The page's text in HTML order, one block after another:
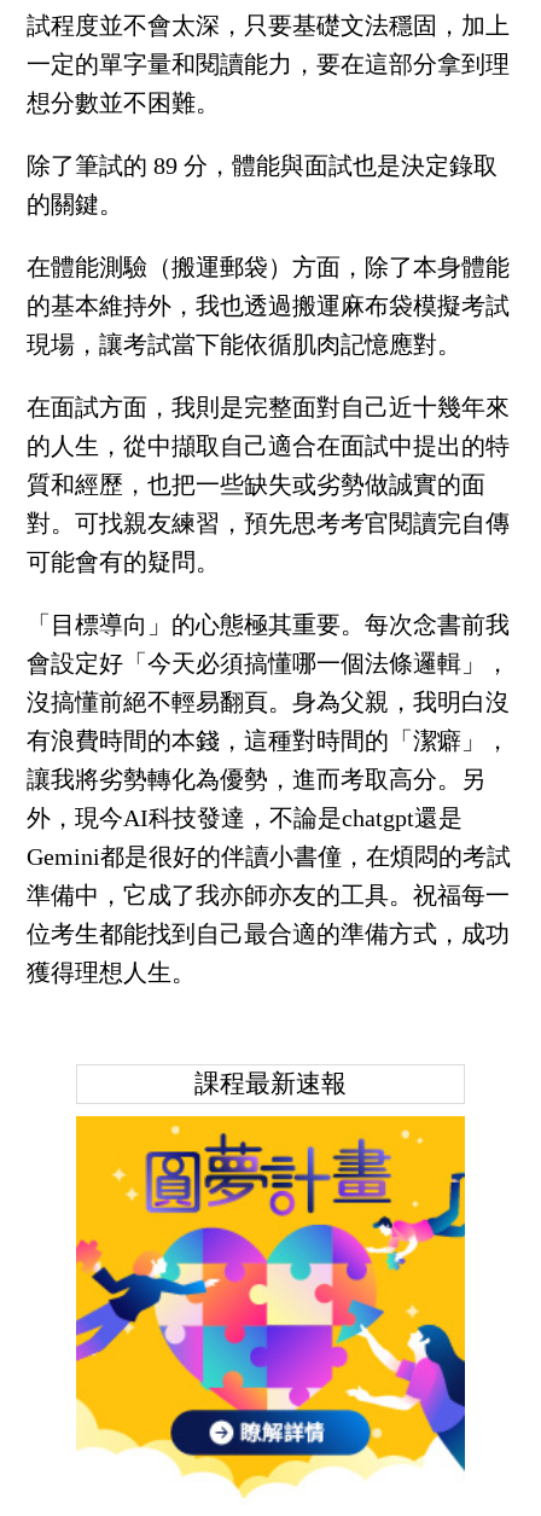
課程最新速報
試程度並不會太深，只要基礎文法穩固，加上
一定的單字量和閱讀能力，要在這部分拿到理
想分數並不困難。
除了筆試的 89 分，體能與面試也是決定錄取
的關鍵。
在體能測驗（搬運郵袋）方面，除了本身體能
的基本維持外，我也透過搬運麻布袋模擬考試
現場，讓考試當下能依循肌肉記憶應對。
在面試方面，我則是完整面對自己近十幾年來
的人生，從中擷取自己適合在面試中提出的特
質和經歷，也把一些缺失或劣勢做誠實的面
對。可找親友練習，預先思考考官閱讀完自傳
可能會有的疑問。
「目標導向」的心態極其重要。每次念書前我
會設定好「今天必須搞懂哪一個法條邏輯」，
沒搞懂前絕不輕易翻頁。身為父親，我明白沒
有浪費時間的本錢，這種對時間的「潔癖」，
讓我將劣勢轉化為優勢，進而考取高分。另
外，現今AI科技發達，不論是chatgpt還是
Gemini都是很好的伴讀小書僮，在煩悶的考試
準備中，它成了我亦師亦友的工具。祝福每一
位考生都能找到自己最合適的準備方式，成功
獲得理想人生。